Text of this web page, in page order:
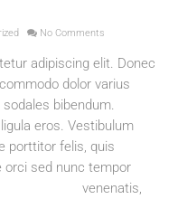
No Comments
adipiscing elit. Donec
dolor varius
bibendum.
eros. Vestibulum
porttitor felis, quis
orci sed nunc tempor
venenatis,